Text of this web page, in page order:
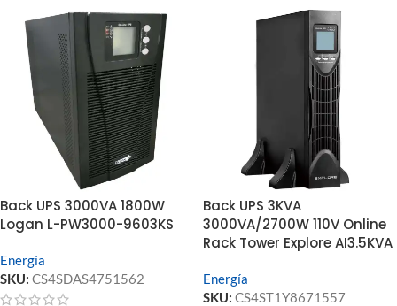
Back UPS 3000VA 1800W
Logan L-PW3000-9603KS
Energía
SKU: CS4SDAS4751562
Back UPS 3KVA
3000VA/2700W 110V Online
Rack Tower Explore AI3.5KVA
Energía
SKU: CS4ST1Y8671557